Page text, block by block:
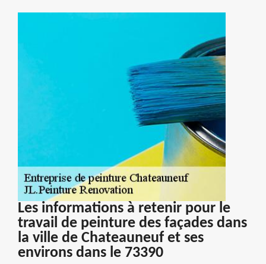
Les informations à retenir pour le
travail de peinture des façades dans
la ville de Chateauneuf et ses
environs dans le 73390